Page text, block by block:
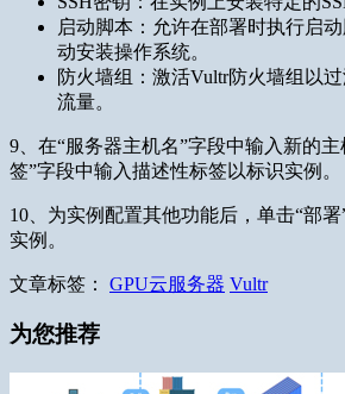
启动脚本：允许在部署时执行启
动安装操作系统。
防火墙组：激活Vultr防火墙组以
流量。
9、在“服务器主机名”字段中输入新的
签”字段中输入描述性标签以标识实例。
10、为实例配置其他功能后，单击“部署
实例。
文章标签： GPU云服务器 Vultr
为您推荐